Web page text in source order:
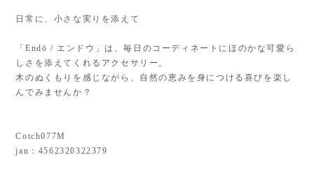
日常に、小さな実りを添えて
「Endō / エンドウ」は、毎日のコーディネートにほのかな可愛ら
しさを添えてくれるアクセサリー。
木のぬくもりを感じながら、自然の恵みを身につける喜びを楽し
んでみませんか？
Cotch077M
jan：4562320322379